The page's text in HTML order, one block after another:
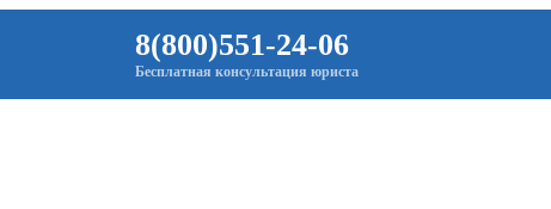
8(800)551-24-06
Бесплатная консультация юриста